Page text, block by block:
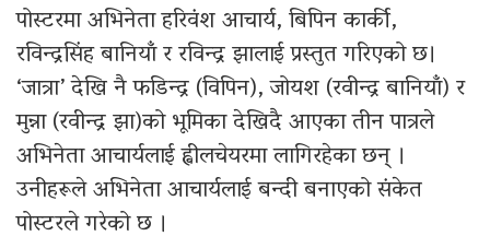
पोस्टरमा अभिनेता हरिवंश आचार्य, बिपिन कार्की,
रविन्द्रसिंह बानियाँ र रविन्द्र झालाई प्रस्तुत गरिएको छ।
‘जात्रा’ देखि नै फडिन्द्र (विपिन), जोयश (रवीन्द्र बानियाँ) र
मुन्ना (रवीन्द्र झा)को भूमिका देखिदै आएका तीन पात्रले
अभिनेता आचार्यलाई ह्वीलचेयरमा लागिरहेका छन् ।
उनीहरूले अभिनेता आचार्यलाई बन्दी बनाएको संकेत
पोस्टरले गरेको छ ।